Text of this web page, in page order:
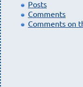
Posts
Comments
Comments on